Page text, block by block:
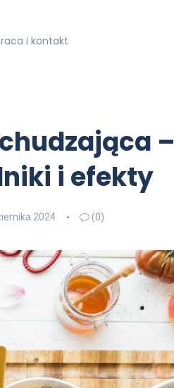
i kontakt
–
i efekty
2024 (0)